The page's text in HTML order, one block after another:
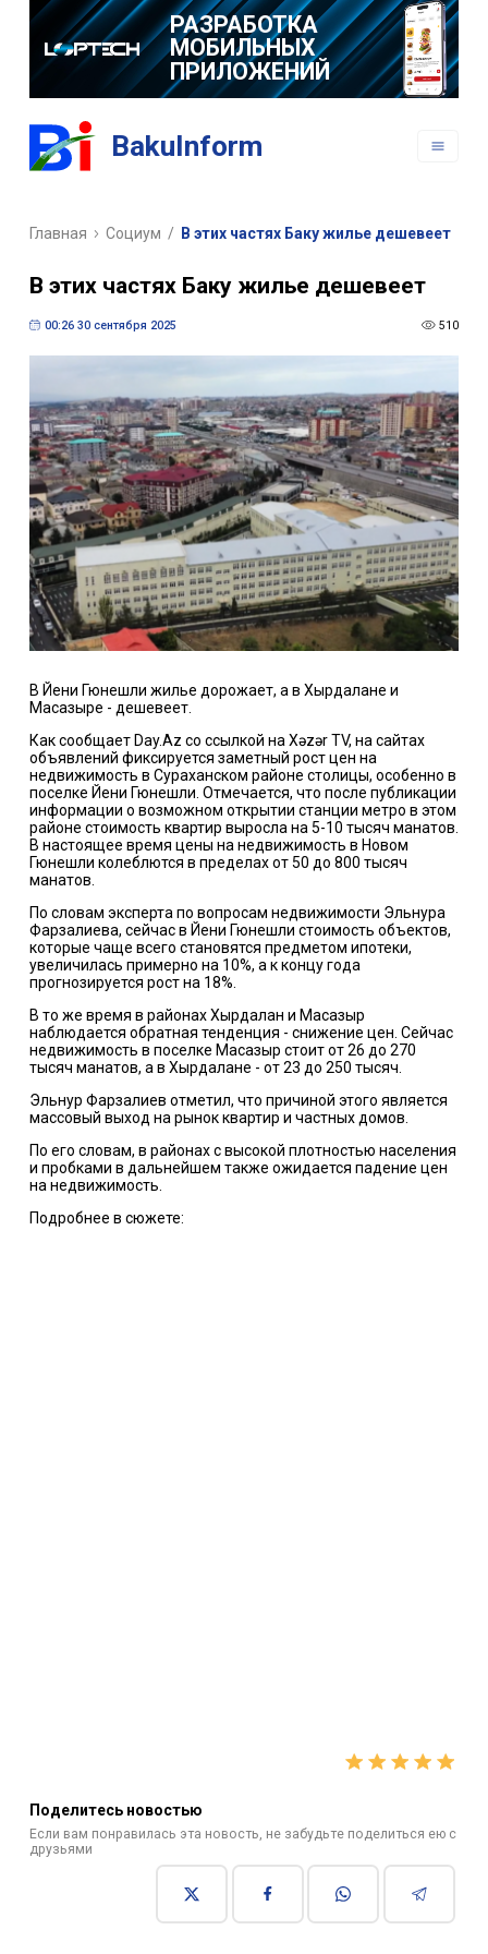
ПРИЛОЖЕНИЙ
BakuInform
Главная Социум / В этих частях Баку жилье дешевеет
В этих частях Баку жилье дешевеет
00:26 30 сентября 2025 510
В Йени Гюнешли жилье дорожает, а в Хырдалане и
Масазыре - дешевеет.
Как сообщает Day.Az со ссылкой на Xəzər TV, на сайтах
объявлений фиксируется заметный рост цен на
недвижимость в Сураханском районе столицы, особенно в
поселке Йени Гюнешли. Отмечается, что после публикации
информации о возможном открытии станции метро в этом
районе стоимость квартир выросла на 5-10 тысяч манатов.
В настоящее время цены на недвижимость в Новом
Гюнешли колеблются в пределах от 50 до 800 тысяч
манатов.
По словам эксперта по вопросам недвижимости Эльнура
Фарзалиева, сейчас в Йени Гюнешли стоимость объектов,
которые чаще всего становятся предметом ипотеки,
увеличилась примерно на 10%, а к концу года
прогнозируется рост на 18%.
В то же время в районах Хырдалан и Масазыр
наблюдается обратная тенденция - снижение цен. Сейчас
недвижимость в поселке Масазыр стоит от 26 до 270
тысяч манатов, а в Хырдалане - от 23 до 250 тысяч.
Эльнур Фарзалиев отметил, что причиной этого является
массовый выход на рынок квартир и частных домов.
По его словам, в районах с высокой плотностью населения
и пробками в дальнейшем также ожидается падение цен
на недвижимость.
Подробнее в сюжете:
Поделитесь новостью
Если вам понравилась эта новость, не забудьте поделиться ею с
друзьями